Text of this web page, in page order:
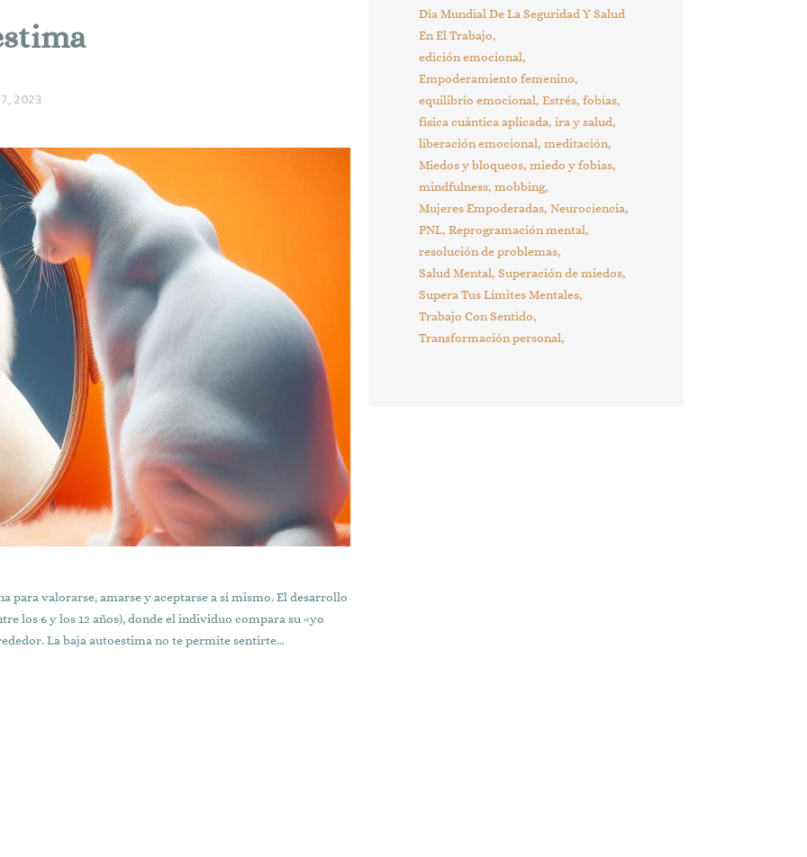
2023
para valorarse, amarse y aceptarse a sí mismo. El desarrollo
los 6 y los 12 años), donde el individuo compara su «yo
La baja autoestima no te permite sentirte…
Día Mundial De La Seguridad Y Salud
En El Trabajo
edición emocional
Empoderamiento femenino
equilibrio emocional Estrés fobias
física cuántica aplicada ira y salud
liberación emocional meditación
Miedos y bloqueos miedo y fobias
mindfulness mobbing
Mujeres Empoderadas Neurociencia
PNL Reprogramación mental
resolución de problemas
Salud Mental Superación de miedos
Supera Tus Límites Mentales
Trabajo Con Sentido
Transformación personal